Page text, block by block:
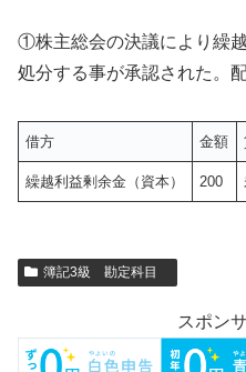
①株主総会の決議により繰
処分する事が承認された。
借方 金額
繰越利益剰余金（資本） 200
簿記3級 勘定科目
スポン